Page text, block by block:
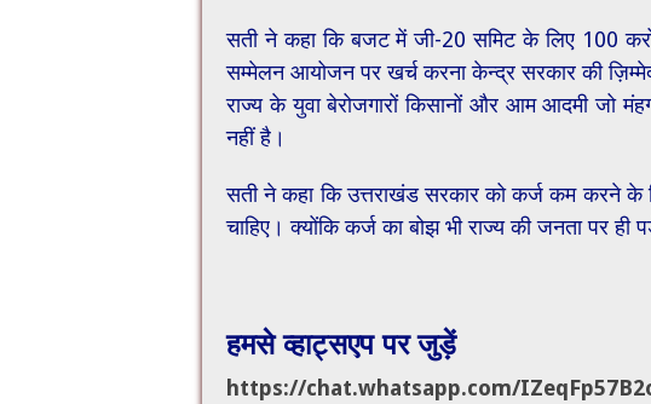
सती ने कहा कि बजट में जी-20 समिट के लिए 100
सम्मेलन आयोजन पर खर्च करना केन्द्र सरकार की
राज्य के युवा बेरोजगारों किसानों और आम आदमी जो
नहीं है।
सती ने कहा कि उत्तराखंड सरकार को कर्ज कम करने के
चाहिए। क्योंकि कर्ज का बोझ भी राज्य की जनता पर ही
हमसे व्हाट्सएप पर जुड़ें
https://chat.whatsapp.com/